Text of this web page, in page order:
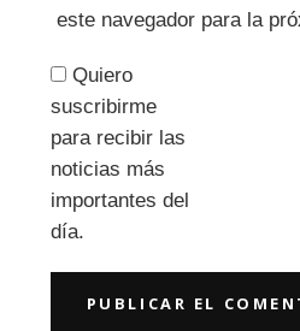
este navegador para la
Quiero
suscribirme
para recibir las
noticias más
importantes del
día.